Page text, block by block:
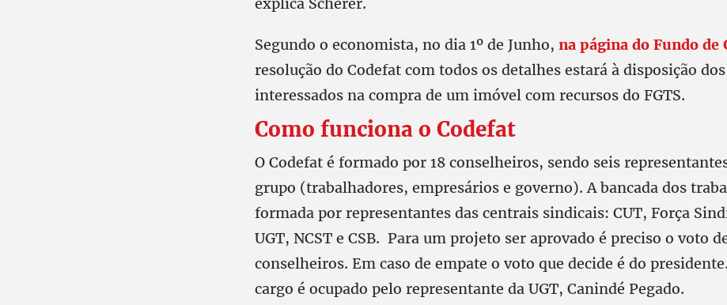
Segundo o economista, no dia 1º de Junho, na página do Fundo de
resolução do Codefat com todos os detalhes estará à disposição dos
interessados na compra de um imóvel com recursos do FGTS.
Como funciona o Codefat
O Codefat é formado por 18 conselheiros, sendo seis
grupo (trabalhadores, empresários e governo). A bancada dos
formada por representantes das centrais sindicais: CUT, Força
UGT, NCST e CSB. Para um projeto ser aprovado é preciso o voto
conselheiros. Em caso de empate o voto que decide é do
cargo é ocupado pelo representante da UGT, Canindé Pegado.